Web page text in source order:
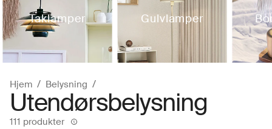
Taklamper Gulvlamper
Hjem Belysning
Utendørsbelysning
111 produkter